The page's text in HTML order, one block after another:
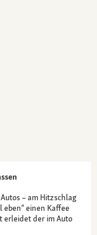
– am Hitzschlag
einen Kaffee
erleidet der im Auto